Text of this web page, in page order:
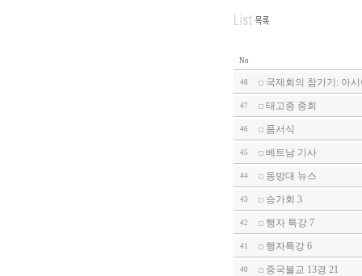
No
48 국제회의 참가기: 아
47 태고종 종회
46 품서식
45 베트남 기사
44 동방대 뉴스
43 승가회 3
42 행자 특강 7
41 행자특강 6
40 중국불교 13경 21